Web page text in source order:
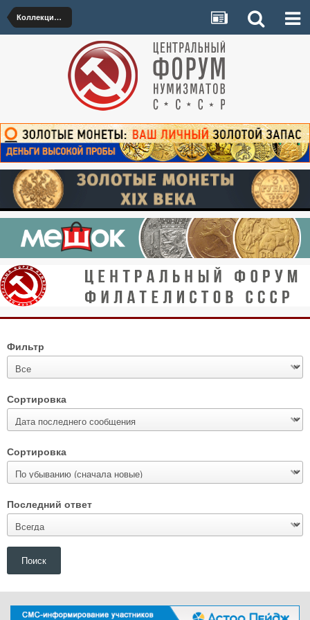
Коллекционный материал от 1000 р.
Фильтр
Сортировка
Сортировка
Последний ответ
Поиск